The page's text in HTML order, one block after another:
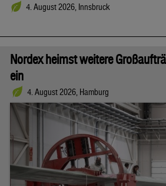
4. August 2026, Innsbruck
Nordex heimst weitere
ein
4. August 2026, Hamburg